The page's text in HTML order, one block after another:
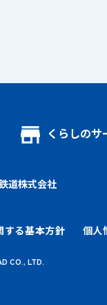
くらしのサ
道株式会社
する基本方針 個人
CO., LTD.